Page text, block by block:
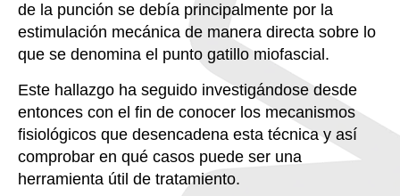
de la punción se debía principalmente por la
estimulación mecánica de manera directa sobre lo
que se denomina el punto gatillo miofascial.
Este hallazgo ha seguido investigándose desde
entonces con el fin de conocer los mecanismos
fisiológicos que desencadena esta técnica y así
comprobar en qué casos puede ser una
herramienta útil de tratamiento.